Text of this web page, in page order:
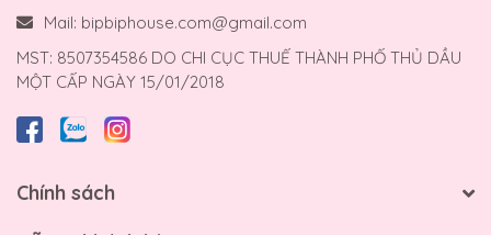
Mail: bipbiphouse.com@gmail.com
MST: 8507354586 DO CHI CỤC THUẾ THÀNH PHỐ THỦ DẦU
MỘT CẤP NGÀY 15/01/2018
Chính sách